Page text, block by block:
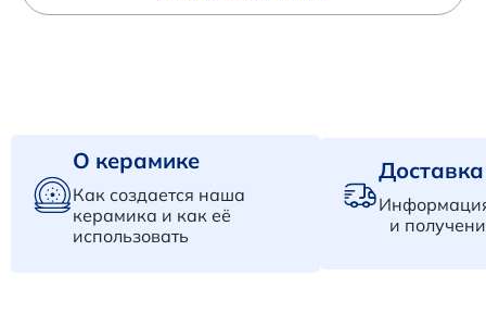
О керамике
Как создается наша
керамика и как её
использовать
и